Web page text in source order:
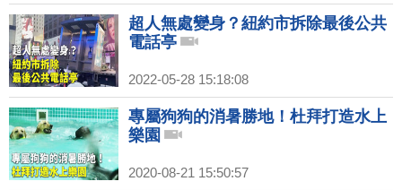
超人無處變身？紐約市拆除最後公共
電話亭
2022-05-28 15:18:08
專屬狗狗的消暑勝地！杜拜打造水上
樂園
2020-08-21 15:50:57